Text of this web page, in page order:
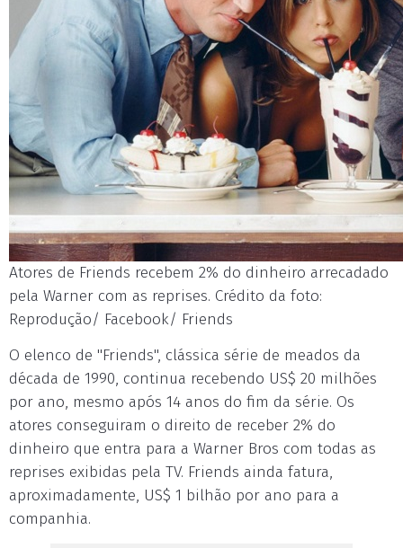
Atores de Friends recebem 2% do dinheiro arrecadado
pela Warner com as reprises. Crédito da foto:
Reprodução/ Facebook/ Friends
O elenco de "Friends", clássica série de meados da
década de 1990, continua recebendo US$ 20 milhões
por ano, mesmo após 14 anos do fim da série. Os
atores conseguiram o direito de receber 2% do
dinheiro que entra para a Warner Bros com todas as
reprises exibidas pela TV. Friends ainda fatura,
aproximadamente, US$ 1 bilhão por ano para a
companhia.